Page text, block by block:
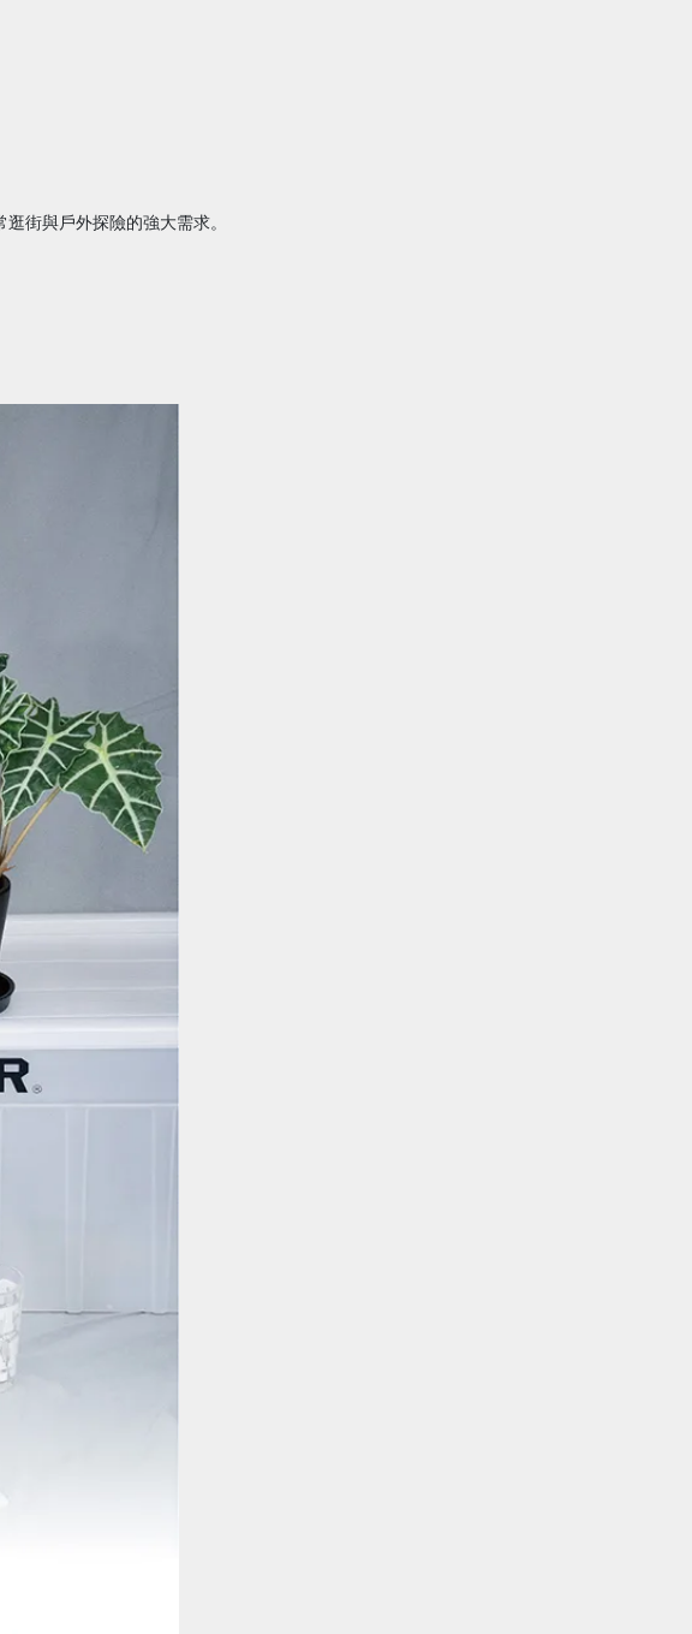
街與戶外探險的強大需求。